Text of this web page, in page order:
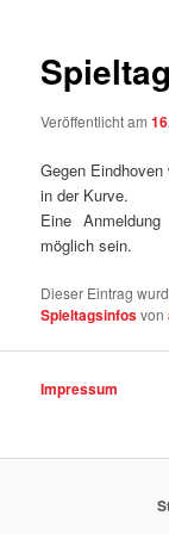
Veröffentlicht am
Gegen
in der Kurve.
Eine
möglich sein.
Dieser Eintrag
Spieltagsinfosvon
Impressum